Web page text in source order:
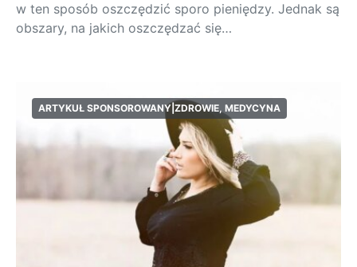
w ten sposób oszczędzić sporo pieniędzy. Jednak są
obszary, na jakich oszczędzać się…
ARTYKUŁ SPONSOROWANY|ZDROWIE, MEDYCYNA